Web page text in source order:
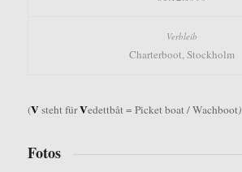
Charterboot, Stockholm
(Vsteht fürVedettbåt = Picket boat / Wachboot)
Fotos